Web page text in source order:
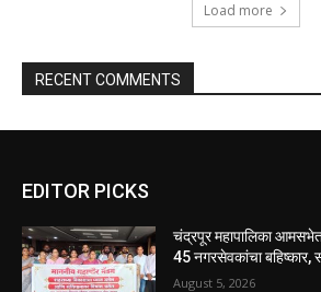
Load more
RECENT COMMENTS
EDITOR PICKS
चंद्रपूर महापालिका
45 नगरसेवकांचा बहिष्कार,
August 5, 2026